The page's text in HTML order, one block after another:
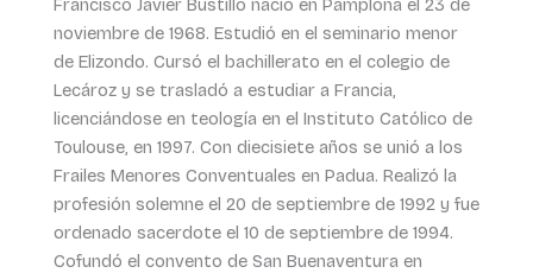
Francisco Javier Bustillo nació en Pamplona el 23 de
noviembre de 1968. Estudió en el seminario menor
de Elizondo. Cursó el bachillerato en el colegio de
Lecároz y se trasladó a estudiar a Francia,
licenciándose en teología en el Instituto Católico de
Toulouse, en 1997. Con diecisiete años se unió a los
Frailes Menores Conventuales en Padua. Realizó la
profesión solemne el 20 de septiembre de 1992 y fue
ordenado sacerdote el 10 de septiembre de 1994.
Cofundó el convento de San Buenaventura en